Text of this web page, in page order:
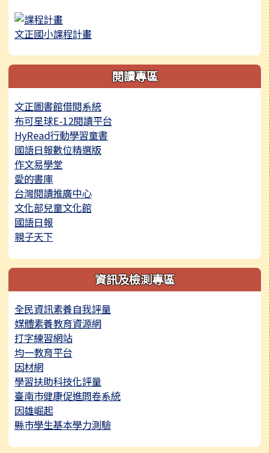
文正國小課程計畫
閱讀專區
文正圖書館借閱系統
布可星球E-12閱讀平台
HyRead行動學習童書
國語日報數位精選版
作文易學堂
愛的書庫
台灣閱讀推廣中心
文化部兒童文化館
國語日報
親子天下
資訊及檢測專區
全民資訊素養自我評量
媒體素養教育資源網
打字練習網站
均一教育平台
因材網
學習扶助科技化評量
臺南市健康促進問卷系統
因雄崛起
縣市學生基本學力測驗